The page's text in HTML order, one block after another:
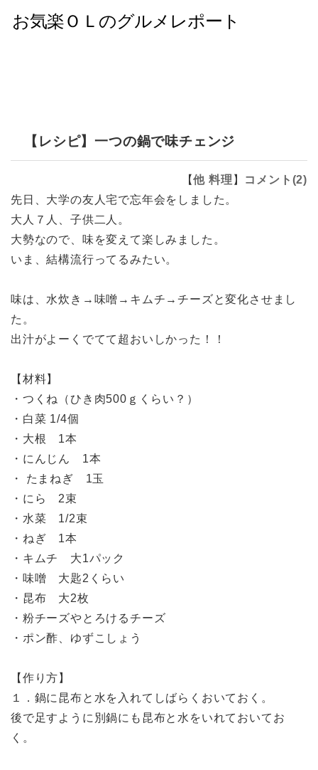
【レシピ】一つの鍋で味チェンジ
【他 料理 】 コメント(2)
先日、大学の友人宅で忘年会をしました。
大人７人、子供二人。
大勢なので、味を変えて楽しみました。
いま、結構流行ってるみたい。
味は、水炊き→味噌→キムチ→チーズと変化させまし
た。
出汁がよーくでてて超おいしかった！！
【材料】
・つくね（ひき肉500ｇくらい？）
・白菜 1/4個
・大根 1本
・にんじん 1本
・ たまねぎ 1玉
・にら 2束
・水菜 1/2束
・ねぎ 1本
・キムチ 大1パック
・味噌 大匙2くらい
・昆布 大2枚
・粉チーズやとろけるチーズ
・ポン酢、ゆずこしょう
【作り方】
１．鍋に昆布と水を入れてしばらくおいておく。
後で足すように別鍋にも昆布と水をいれておいてお
く。